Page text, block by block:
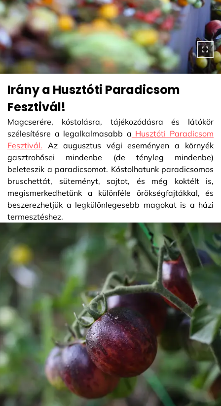
Irány a Husztóti Paradicsom
Fesztivál!
Magcserére, kóstolásra, tájékozódásra és látókör
szélesítésre a legalkalmasabb a Husztóti Paradicsom
Fesztivál. Az augusztus végi eseményen a környék
gasztrohősei mindenbe (de tényleg mindenbe)
beleteszik a paradicsomot. Kóstolhatunk paradicsomos
bruschettát, süteményt, sajtot, és még koktélt is,
megismerkedhetünk a különféle örökségfajtákkal, és
beszerezhetjük a legkülönlegesebb magokat is a házi
termesztéshez.